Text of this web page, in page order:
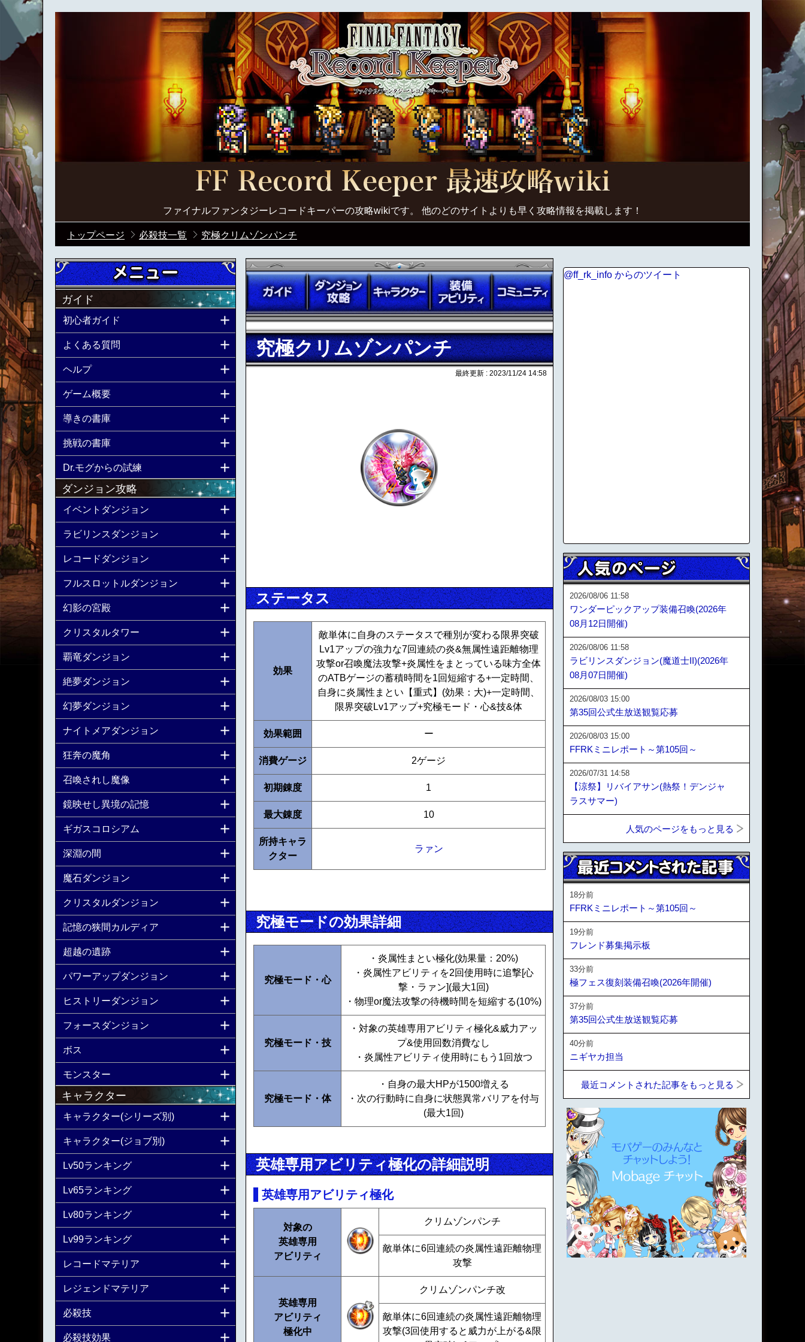
ファイナルファンタジーレコードキーパーの攻略wikiです。 他のどのサイトよりも早く攻略情報を掲載します！
トップページ 必殺技一覧 究極クリムゾンパンチ
究極クリムゾンパンチ
最終更新 : 2023/11/24 14:58
ステータス
効果
敵単体に自身のステータスで種別が変わる限界突破
Lv1アップの強力な7回連続の炎&無属性遠距離物理
攻撃or召喚魔法攻撃+炎属性をまとっている味方全体
のATBゲージの蓄積時間を1回短縮する+一定時間、
自身に炎属性まとい【重式】(効果：大)+一定時間、
限界突破Lv1アップ+究極モード・心&技&体
効果範囲 ー
消費ゲージ 2ゲージ
初期錬度 1
最大錬度 10
所持キャラ
クター
ラァン
究極モードの効果詳細
究極モード・心
・炎属性まとい極化(効果量：20%)
・炎属性アビリティを2回使用時に追撃[心
撃・ラァン](最大1回)
・物理or魔法攻撃の待機時間を短縮する(10%)
究極モード・技
・対象の英雄専用アビリティ極化&威力アッ
プ&使用回数消費なし
・炎属性アビリティ使用時にもう1回放つ
究極モード・体
・自身の最大HPが1500増える
・次の行動時に自身に状態異常バリアを付与
(最大1回)
英雄専用アビリティ極化の詳細説明
英雄専用アビリティ極化
対象の
英雄専用
アビリティ
クリムゾンパンチ
敵単体に6回連続の炎属性遠距離物理
攻撃
英雄専用
アビリティ
極化中
クリムゾンパンチ改
敵単体に6回連続の炎属性遠距離物理
攻撃(3回使用すると威力が上がる&限
ガイド
初心者ガイド
よくある質問
ヘルプ
ゲーム概要
導きの書庫
挑戦の書庫
Dr.モグからの試練
ダンジョン攻略
イベントダンジョン
ラビリンスダンジョン
レコードダンジョン
フルスロットルダンジョン
幻影の宮殿
クリスタルタワー
覇竜ダンジョン
絶夢ダンジョン
幻夢ダンジョン
ナイトメアダンジョン
狂奔の魔角
召喚されし魔像
鏡映せし異境の記憶
ギガスコロシアム
深淵の間
魔石ダンジョン
クリスタルダンジョン
記憶の狭間カルディア
超越の遺跡
パワーアップダンジョン
ヒストリーダンジョン
フォースダンジョン
ボス
モンスター
キャラクター
キャラクター(シリーズ別)
キャラクター(ジョブ別)
Lv50ランキング
Lv65ランキング
Lv80ランキング
Lv99ランキング
レコードマテリア
レジェンドマテリア
必殺技
必殺技効果
@ff_rk_info からのツイート
2026/08/06 11:58
ワンダーピックアップ装備召喚(2026年
08月12日開催)
2026/08/06 11:58
ラビリンスダンジョン(魔道士II)(2026年
08月07日開催)
2026/08/03 15:00
第35回公式生放送観覧応募
2026/08/03 15:00
FFRKミニレポート～第105回～
2026/07/31 14:58
【涼祭】リバイアサン(熱祭！デンジャ
ラスサマー)
人気のページをもっと見る
18分前
FFRKミニレポート～第105回～
19分前
フレンド募集掲示板
33分前
極フェス復刻装備召喚(2026年開催)
37分前
第35回公式生放送観覧応募
40分前
ニギヤカ担当
最近コメントされた記事をもっと見る